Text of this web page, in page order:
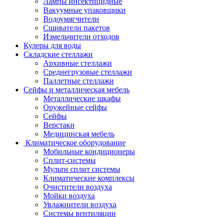
Вакуумные упаковщики
Водоумягчители
Сшиватели пакетов
Измельчители отходов
Кулеры для воды
Складские стеллажи
Архивные стеллажи
Среднегрузовые стеллажи
Паллетные стеллажи
Сейфы и металлическая мебель
Металлические шкафы
Оружейные сейфы
Сейфы
Верстаки
Медицинская мебель
Климатическое оборудование
Мобильные кондиционеры
Сплит-системы
Мульти сплит системы
Климатические комплексы
Очистители воздуха
Мойки воздуха
Увлажнители воздуха
Системы вентиляции